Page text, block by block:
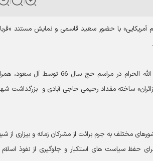
«اسلام ناب، رسواگر اسلام آمریکایی» با حضور سعید قاسمی و نمایش مستند
همایش «اسلام ناب، رسواگر اسلام آمریکایی» به مناسبت ایام سالگرد کشتار حجاج بیت الله الحرام در مراسم حج سال
ساخته مقداد رحیمی حاجی آبادی و بزرگداشت
مختلف به جرم برائت از مشرکان زمانه و بیزاری از
حفظ سیاست های استکبار و جلوگیری از نفوذ اسلام